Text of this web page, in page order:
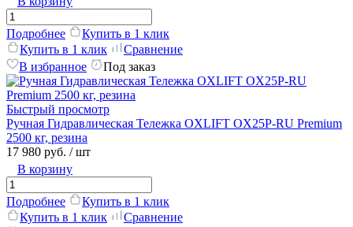
Подробнее
Купить в 1 клик
Купить в 1 клик
Сравнение
В избранное
Под заказ
Быстрый просмотр
Ручная Гидравлическая Тележка OXLIFT OX25P-RU Premium
2500 кг, резина
17 980 руб. / шт
В корзину
Подробнее
Купить в 1 клик
Купить в 1 клик
Сравнение